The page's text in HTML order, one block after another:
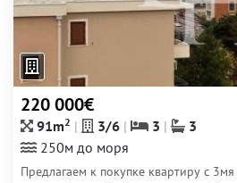
220 000€
91m2 3/6 3
3
250м до моря
Предлагаем к покупке квартиру с